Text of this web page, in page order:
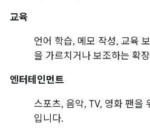
교육
언어 학습, 메모 작성, 교육
을 가르치거나 보조하는 확
엔터테인먼트
스포츠, 음악, TV, 영화 팬을
입니다.